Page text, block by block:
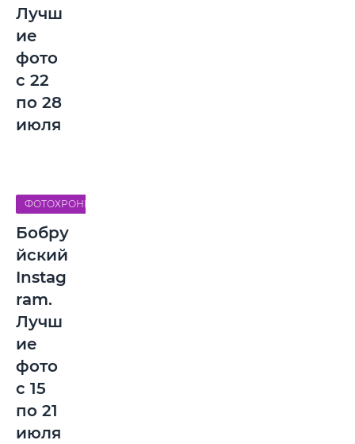
Лучш
ие
фото
с 22
по 28
июля
ФОТОХРОНИКА
Бобру
йский
Instag
ram.
Лучш
ие
фото
с 15
по 21
июля